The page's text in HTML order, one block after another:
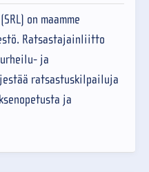
on maamme
Ratsastajainliitto
ja
ratsastuskilpailuja
ja